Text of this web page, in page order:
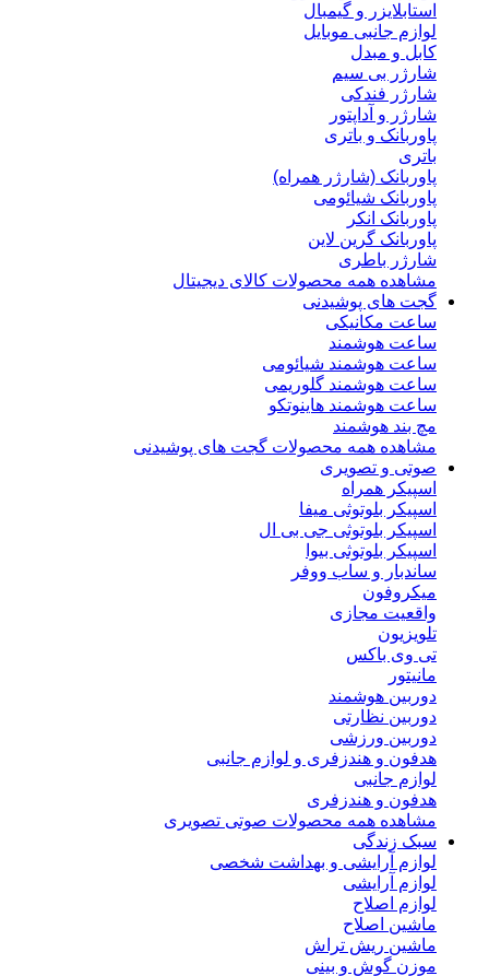
استابلایزر و گیمبال
لوازم جانبی موبایل
کابل و مبدل
شارژر بی سیم
شارژر فندکی
شارژر و آداپتور
پاوربانک و باتری
باتری
پاوربانک (شارژر همراه)
پاوربانک شیائومی
پاوربانک انکر
پاوربانک گرین لاین
شارژر باطری
مشاهده همه محصولات کالای دیجیتال
گجت های پوشیدنی
ساعت مکانیکی
ساعت هوشمند
ساعت هوشمند شیائومی
ساعت هوشمند گلوریمی
ساعت هوشمند هاینوتکو
مچ بند هوشمند
مشاهده همه محصولات گجت های پوشیدنی
صوتی و تصویری
اسپیکر همراه
اسپیکر بلوتوثی میفا
اسپیکر بلوتوثی جی بی ال
اسپیکر بلوتوثی بیوا
ساندبار و ساب ووفر
میکروفون
واقعیت مجازی
تلویزیون
تی وی باکس
مانیتور
دوربین هوشمند
دوربین نظارتی
دوربین ورزشی
هدفون و هندزفری و لوازم جانبی
لوازم جانبی
هدفون و هندزفری
مشاهده همه محصولات صوتی تصویری
سبک زندگی
لوازم آرایشی و بهداشت شخصی
لوازم آرایشی
لوازم اصلاح
ماشین اصلاح
ماشین ریش تراش
موزن گوش و بینی